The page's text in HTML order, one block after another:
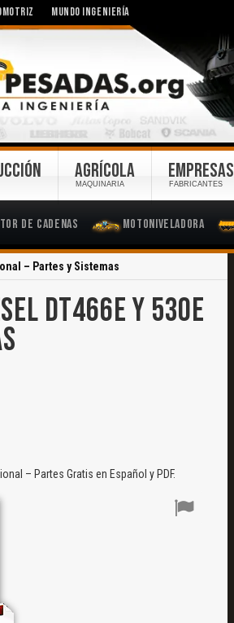
MUNDO INGENIERÍA
de Cadenas Motoniveladora
AGRÍCOLA
MAQUINARIA
EMPRESAS
FABRICANTES
– Partes y Sistemas
DT466E Y 530E
– Partes Gratis en Español y PDF.